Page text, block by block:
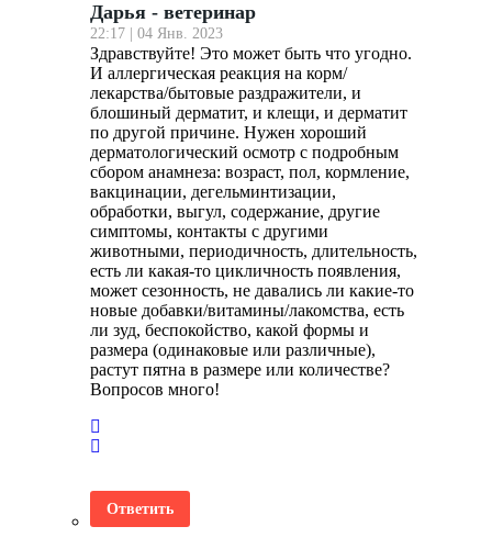
Дарья - ветеринар
22:17 | 04 Янв. 2023
Здравствуйте! Это может быть что угодно.
И аллергическая реакция на корм/
лекарства/бытовые раздражители, и
блошиный дерматит, и клещи, и дерматит
по другой причине. Нужен хороший
дерматологический осмотр с подробным
сбором анамнеза: возраст, пол, кормление,
вакцинации, дегельминтизации,
обработки, выгул, содержание, другие
симптомы, контакты с другими
животными, периодичность, длительность,
есть ли какая-то цикличность появления,
может сезонность, не давались ли какие-то
новые добавки/витамины/лакомства, есть
ли зуд, беспокойство, какой формы и
размера (одинаковые или различные),
растут пятна в размере или количестве?
Вопросов много!
Ответить